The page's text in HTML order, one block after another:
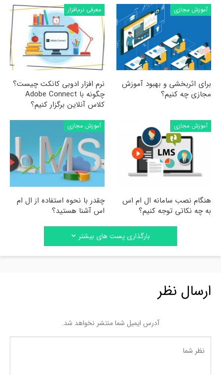
آموزش مجازی
برای اثربخشی و بهبود آموزش
مجازی چه کنیم؟
معرفی نرم‌افزار
نرم افزار ادوبی کانکت چیست؟
چگونه با Adobe Connect
کلاس آنلاین برگزار کنیم؟
آموزش مجازی
هنگام نصب سامانه ال ام اس
به چه نکاتی توجه کنیم؟
آموزش مجازی
چقدر با نحوه استفاده از ال ام
اس آشنا هستید؟
بارگذاری پست های بیشتر
ارسال نظر
آدرس ایمیل شما منتشر نخواهد شد.